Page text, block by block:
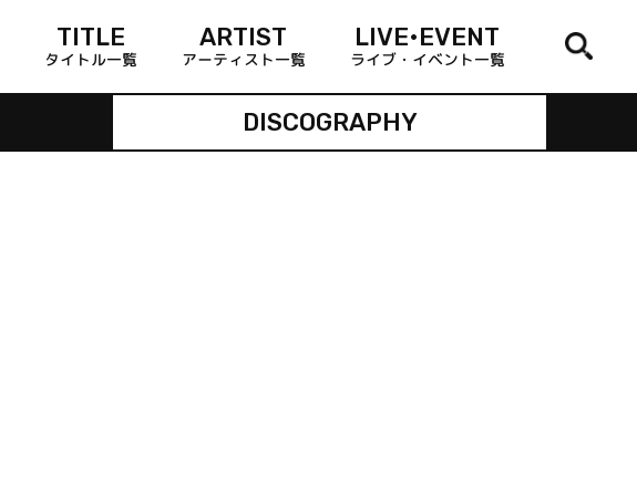
TITLE
タイトル一覧
ARTIST
アーティスト一覧
LIVE•EVENT
ライブ・イベント一覧
DISCOGRAPHY